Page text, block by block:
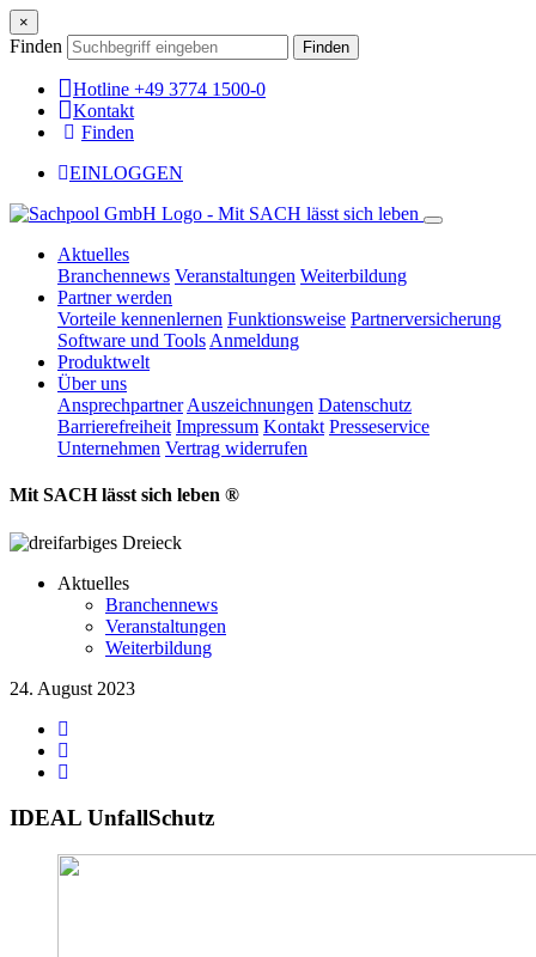
×
Finden Finden
Hotline +49 3774 1500-0
Kontakt
Finden
EINLOGGEN
Aktuelles
Branchennews Veranstaltungen Weiterbildung
Partner werden
Vorteile kennenlernen Funktionsweise Partnerversicherung
Software und Tools Anmeldung
Produktwelt
Über uns
Ansprechpartner Auszeichnungen Datenschutz
Barrierefreiheit Impressum Kontakt Presseservice
Unternehmen Vertrag widerrufen
Mit SACH lässt sich leben ®
Aktuelles
Branchennews
Veranstaltungen
Weiterbildung
24. August 2023
IDEAL UnfallSchutz